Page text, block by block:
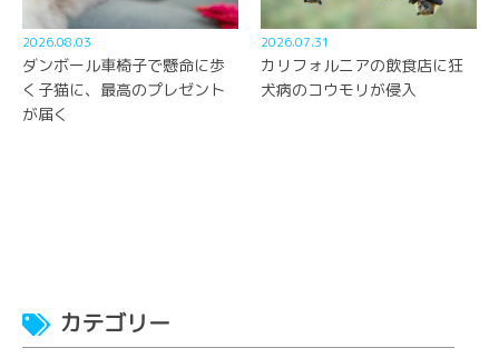
2026.08.03
ダンボール車椅子で懸命に歩
く子猫に、最高のプレゼント
が届く
2026.07.31
カリフォルニアの飲食店に狂
犬病のコウモリが侵入
カテゴリー